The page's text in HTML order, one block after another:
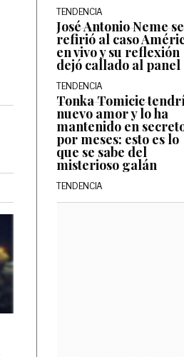
TENDENCIA
José Antonio Neme se
refirió al caso
en vivo y su reflexión
dejó callado al panel
TENDENCIA
Tonka Tomicic
nuevo amor y lo ha
mantenido en
por meses: esto es lo
que se sabe del
misterioso galán
TENDENCIA